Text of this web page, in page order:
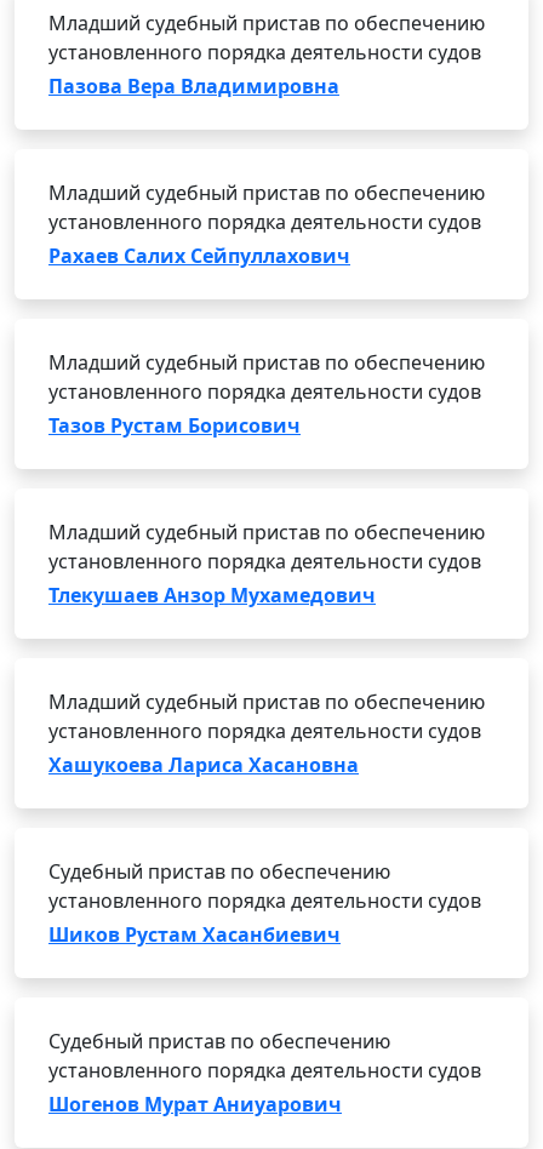
Младший судебный пристав по обеспечению
установленного порядка деятельности судов
Пазова Вера Владимировна
Младший судебный пристав по обеспечению
установленного порядка деятельности судов
Рахаев Салих Сейпуллахович
Младший судебный пристав по обеспечению
установленного порядка деятельности судов
Тазов Рустам Борисович
Младший судебный пристав по обеспечению
установленного порядка деятельности судов
Тлекушаев Анзор Мухамедович
Младший судебный пристав по обеспечению
установленного порядка деятельности судов
Хашукоева Лариса Хасановна
Судебный пристав по обеспечению
установленного порядка деятельности судов
Шиков Рустам Хасанбиевич
Судебный пристав по обеспечению
установленного порядка деятельности судов
Шогенов Мурат Аниуарович